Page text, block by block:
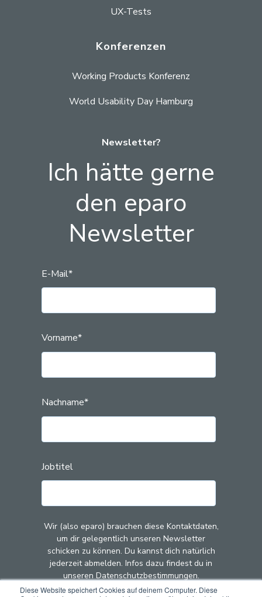
Diese Website speichert Cookies auf deinem Computer. Diese
UX-Tests
Konferenzen
Working Products Konferenz
World Usability Day Hamburg
Newsletter?
Ich hätte gerne
den eparo
Newsletter
E-Mail*
Vorname*
Nachname*
Jobtitel
Wir (also eparo) brauchen diese Kontaktdaten,
um dir gelegentlich unseren Newsletter
schicken zu können. Du kannst dich natürlich
jederzeit abmelden. Infos dazu findest du in
unseren Datenschutzbestimmungen.